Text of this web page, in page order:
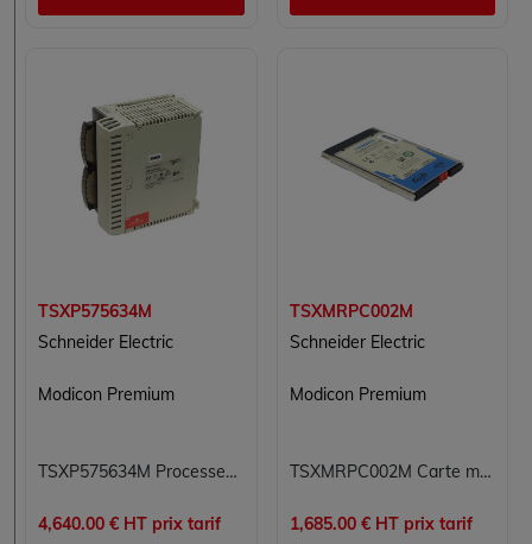
TSXP575634M
Schneider Electric
Modicon Premium
TSXP575634M Processeur Modicon Premium Schneider Electric
4,640.00 € HT prix tarif
TSXMRPC002M
Schneider Electric
Modicon Premium
TSXMRPC002M Carte mémoire SRAM configurable 2 Mo Modicon Premium Schneider Electric 5V 0°C à 60°C
1,685.00 € HT prix tarif